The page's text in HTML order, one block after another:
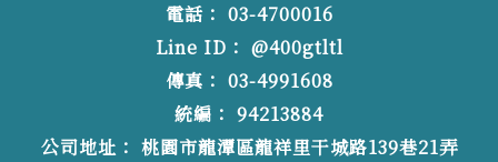
@400gtltl
03-4700016
03-4991608
94213884
桃園市龍潭區龍祥里干城路139巷21弄